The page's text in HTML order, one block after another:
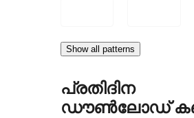
Show all patterns
പ്രതിദിന
ഡൗൺലോഡ്